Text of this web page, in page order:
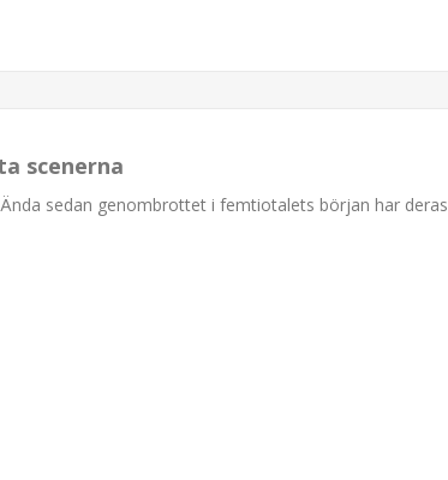
scenerna
sedan genombrottet i femtiotalets början har deras